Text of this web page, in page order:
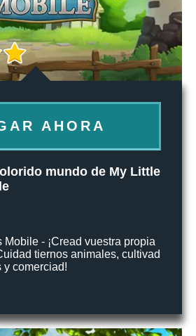
AHORA
mundo de My Little
Mobile - ¡Cread vuestra propia
tiernos animales, cultivad
y comerciad!